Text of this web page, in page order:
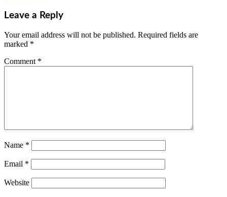
Leave a Reply
Your email address will not be published. Required fields are
marked *
Comment *
Name *
Email *
Website